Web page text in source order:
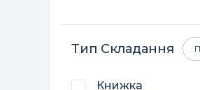
Тип Складання
Книжка